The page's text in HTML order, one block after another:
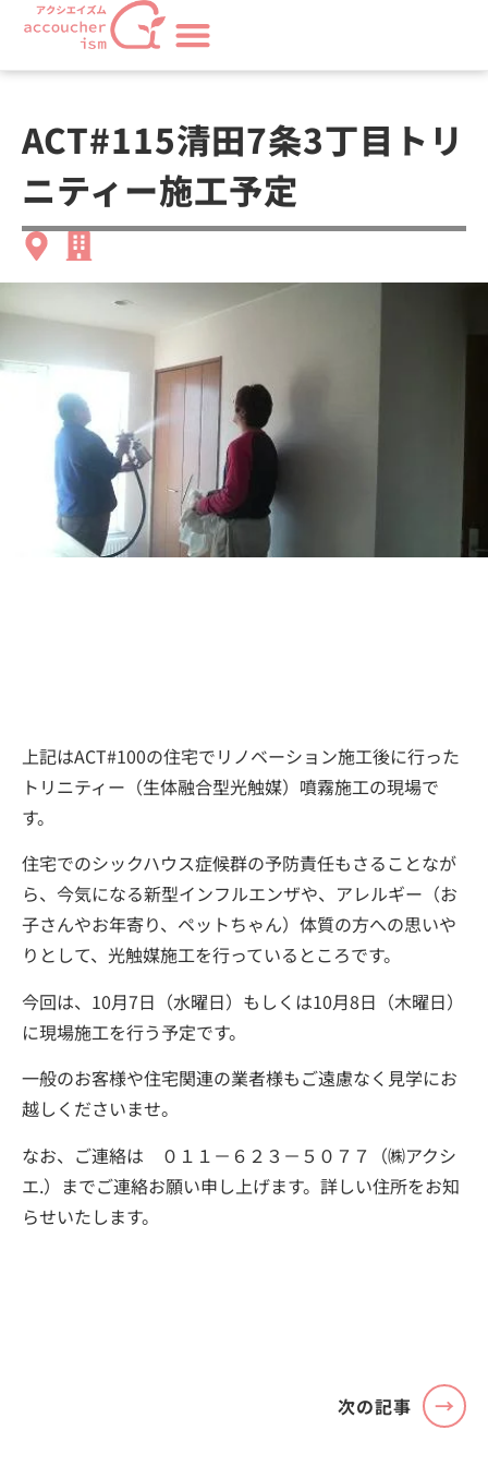
ACT#115清田7条3丁目トリ
ニティー施工予定
上記はACT#100の住宅でリノベーション施工後に行った
トリニティー（生体融合型光触媒）噴霧施工の現場で
す。
住宅でのシックハウス症候群の予防責任もさることなが
ら、今気になる新型インフルエンザや、アレルギー（お
子さんやお年寄り、ペットちゃん）体質の方への思いや
りとして、光触媒施工を行っているところです。
今回は、10月7日（水曜日）もしくは10月8日（木曜日）
に現場施工を行う予定です。
一般のお客様や住宅関連の業者様もご遠慮なく見学にお
越しくださいませ。
なお、ご連絡は ０１１－６２３－５０７７（㈱アクシ
エ.）までご連絡お願い申し上げます。詳しい住所をお知
らせいたします。
次の記事